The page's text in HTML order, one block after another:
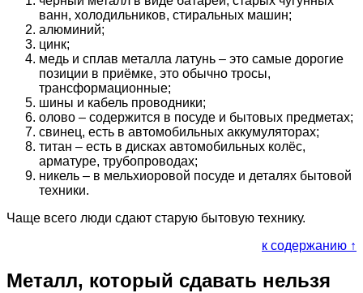
ванн, холодильников, стиральных машин;
алюминий;
цинк;
медь и сплав металла латунь – это самые дорогие
позиции в приёмке, это обычно тросы,
трансформационные;
шины и кабель проводники;
олово – содержится в посуде и бытовых предметах;
свинец, есть в автомобильных аккумуляторах;
титан – есть в дисках автомобильных колёс,
арматуре, трубопроводах;
никель – в мельхиоровой посуде и деталях бытовой
техники.
Чаще всего люди сдают старую бытовую технику.
к содержанию ↑
Металл, который сдавать нельзя